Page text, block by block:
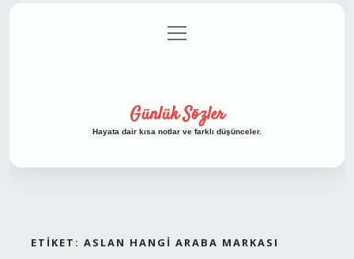
Gizlilik Politikası
menüyü
aç
Günlük Sözler
Hayata dair kısa notlar ve farklı düşünceler.
ETIKET: ASLAN HANGI ARABA MARKASI